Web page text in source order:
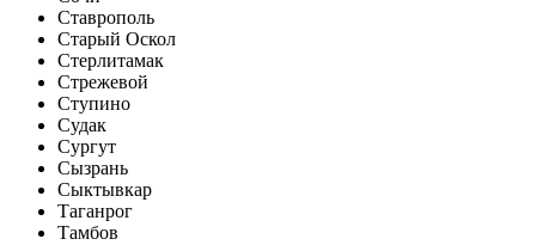
Ставрополь
Старый Оскол
Стерлитамак
Стрежевой
Ступино
Судак
Сургут
Сызрань
Сыктывкар
Таганрог
Тамбов